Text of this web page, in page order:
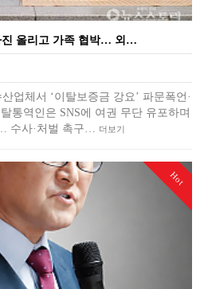
진 올리고 가족 협박… 외…
업체서 ‘이탈보증금 강요’ 파문폭언·
통역인은 SNS에 여권 무단 유포하며
수사·처벌 촉구…
더보기
Hot